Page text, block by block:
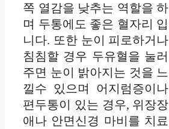
쪽 열감을 낮추는 역할을 하
며 두통에도 좋은 혈자리 입
니다. 또한 눈이 피로하거나
침침할 경우 두유혈을 눌러
주면 눈이 밝아지는 것을 느
낄수 있으며 어지럼증이나
편두통이 있는 경우, 위장장
애나 안면신경 마비를 치료